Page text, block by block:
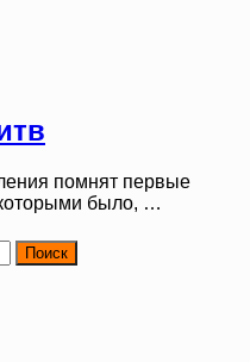
помнят первые
было, …